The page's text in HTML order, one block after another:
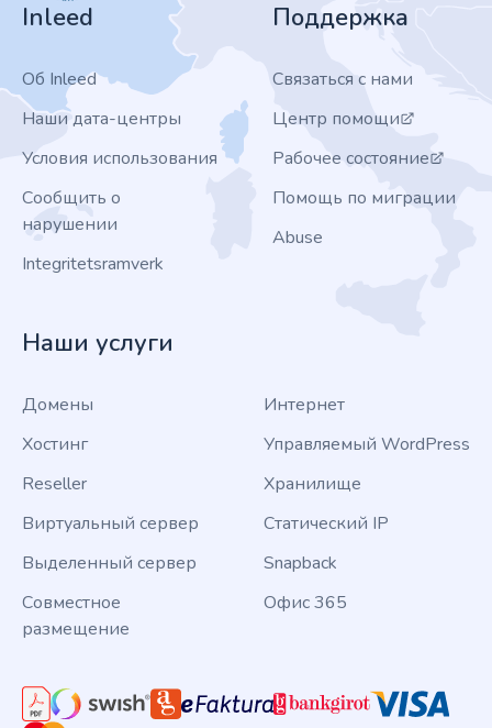
Inleed
Об Inleed
Наши дата-центры
Условия использования
Сообщить о
нарушении
Integritetsramverk
Поддержка
Связаться с нами
Центр помощи
Рабочее состояние
Помощь по миграции
Abuse
Наши услуги
Домены
Хостинг
Reseller
Виртуальный сервер
Выделенный сервер
Совместное
размещение
Интернет
Управляемый WordPress
Хранилище
Статический IP
Snapback
Офис 365